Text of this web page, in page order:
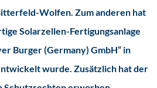
Wolfen. Zum anderen hat
Solarzellen-Fertigungsanlage
Burger (Germany) GmbH“ in
wurde. Zusätzlich hat der